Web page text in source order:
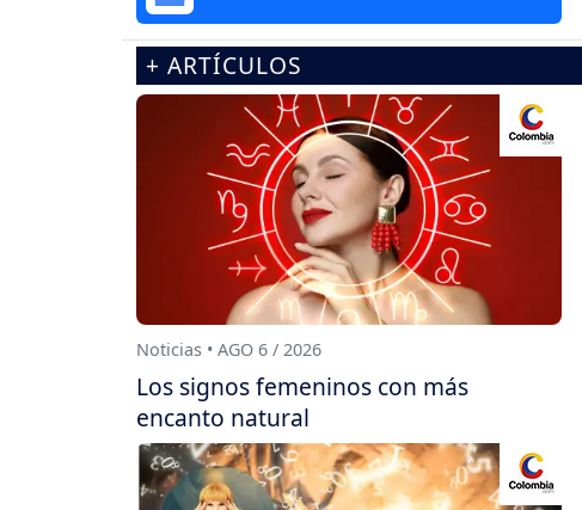
+ ARTÍCULOS
Noticias • AGO 6 / 2026
Los signos femeninos con más
encanto natural